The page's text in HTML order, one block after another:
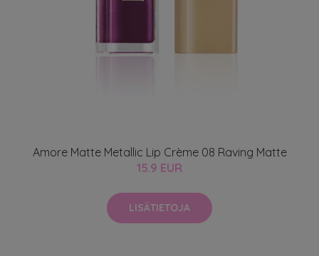
Amore Matte Metallic Lip Crème 08 Raving Matte
15.9 EUR
LISÄTIETOJA